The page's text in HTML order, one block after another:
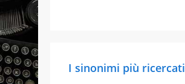
I sinonimi più ricercati